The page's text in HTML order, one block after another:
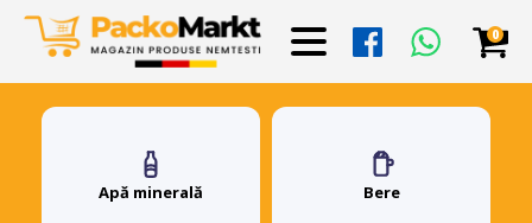
0
Apă minerală Bere